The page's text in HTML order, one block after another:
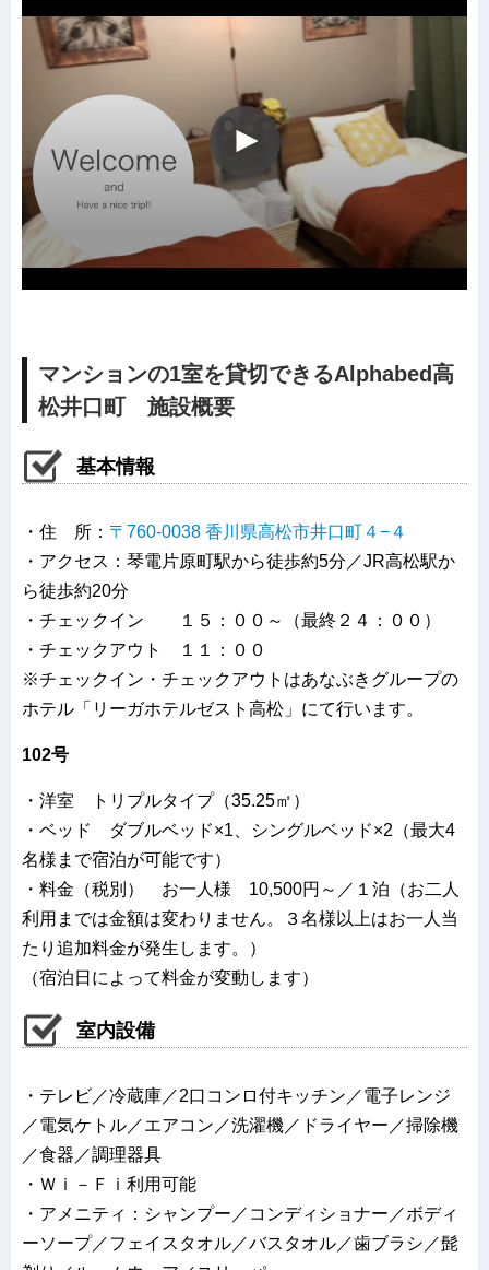
マンションの1室を貸切できるAlphabed高
松井口町 施設概要
基本情報
・住 所： 〒760-0038 香川県高松市井口町４−４
・アクセス：琴電片原町駅から徒歩約5分／JR高松駅か
ら徒歩約20分
・チェックイン １５：００～（最終２４：００）
・チェックアウト １１：００
※チェックイン・チェックアウトはあなぶきグループの
ホテル「リーガホテルゼスト高松」にて行います。
102号
・洋室 トリプルタイプ（35.25㎡）
・ベッド ダブルベッド×1、シングルベッド×2（最大4
名様まで宿泊が可能です）
・料金（税別） お一人様 10,500円～／１泊（お二人
利用までは金額は変わりません。３名様以上はお一人当
たり追加料金が発生します。）
（宿泊日によって料金が変動します）
室内設備
・テレビ／冷蔵庫／2口コンロ付キッチン／電子レンジ
／電気ケトル／エアコン／洗濯機／ドライヤー／掃除機
／食器／調理器具
・Ｗｉ－Ｆｉ利用可能
・アメニティ：シャンプー／コンディショナー／ボディ
ーソープ／フェイスタオル／バスタオル／歯ブラシ／髭